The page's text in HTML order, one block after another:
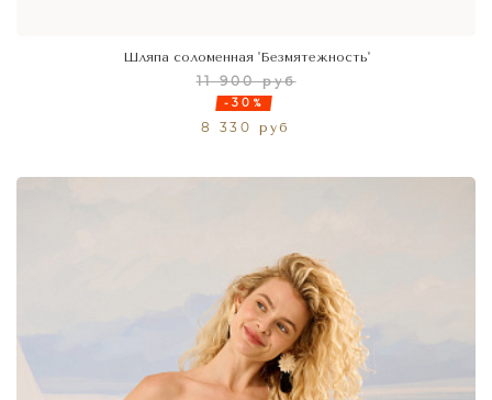
Шляпа соломенная 'Безмятежность'
11 900 руб
-30%
8 330 руб